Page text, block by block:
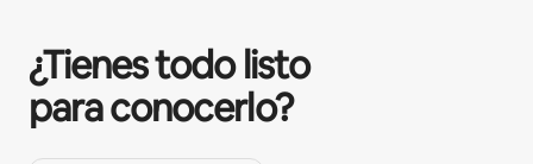
¿Tienes todo listo
para conocerlo?